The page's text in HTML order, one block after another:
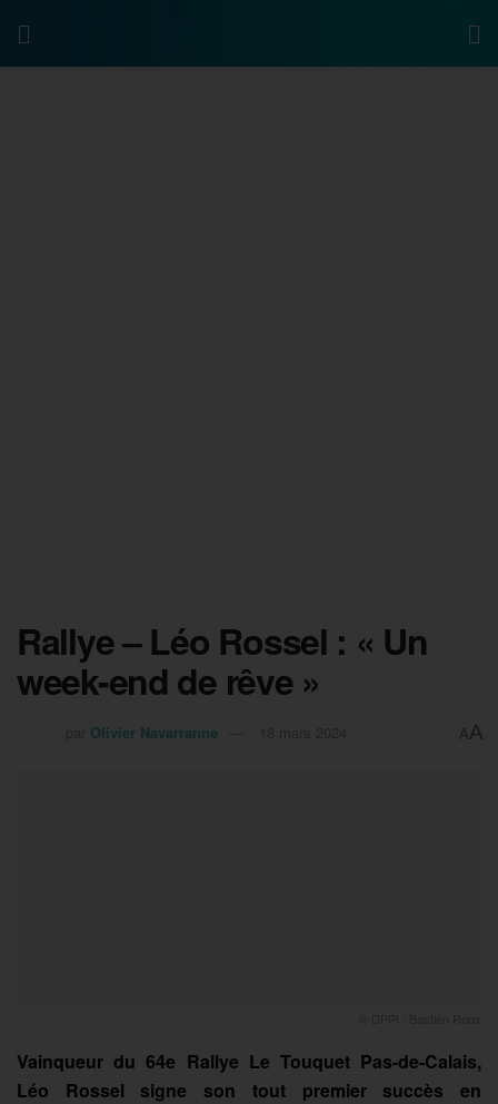
Rallye – Léo Rossel : « Un
week-end de rêve »
Olivier Navarranne AA
Vainqueur du 64e Rallye Le Touquet Pas-de-Calais,
Léo Rossel signe son tout premier succès en